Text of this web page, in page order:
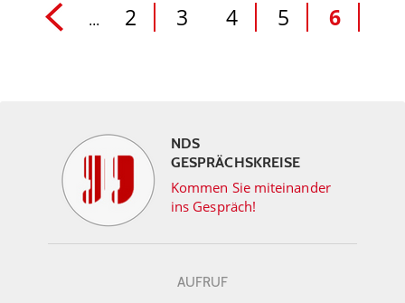
... 2 3 4 5 6
NDS
GESPRÄCHSKREISE
Kommen Sie miteinander
ins Gespräch!
AUFRUF